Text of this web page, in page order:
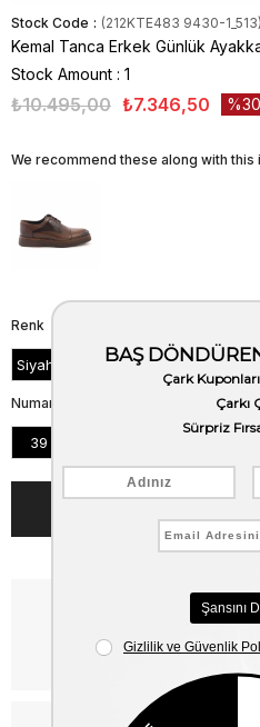
Stock Code (212KTE483 9430-1_513)
Kemal Tanca Erkek Günlük
Stock Amount : 1
₺10.495,00 ₺7.346,50 30
We recommend these along with this
Renk
Siyah Acma
Numara
39